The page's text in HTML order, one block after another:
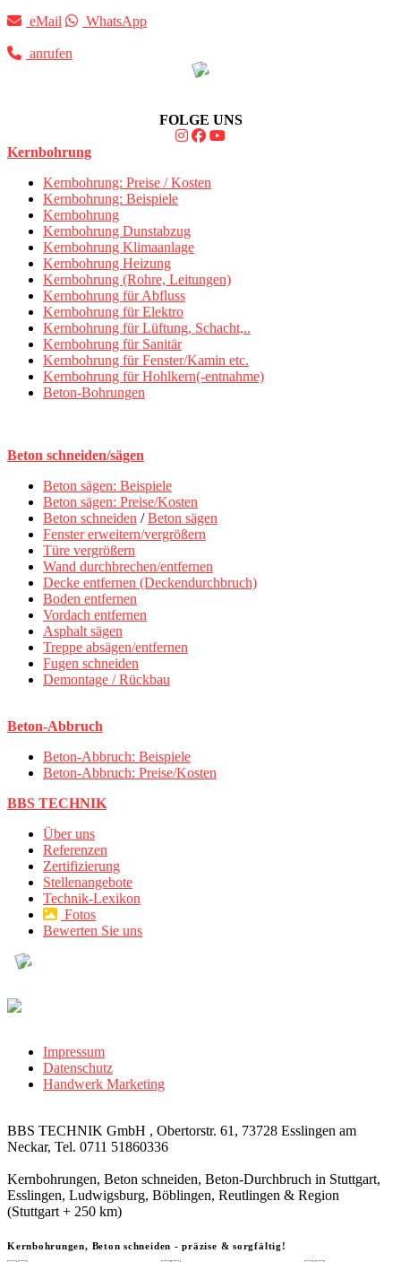
eMail WhatsApp
anrufen
FOLGE UNS
Kernbohrung
Kernbohrung: Preise / Kosten
Kernbohrung: Beispiele
Kernbohrung
Kernbohrung Dunstabzug
Kernbohrung Klimaanlage
Kernbohrung Heizung
Kernbohrung (Rohre, Leitungen)
Kernbohrung für Abfluss
Kernbohrung für Elektro
Kernbohrung für Lüftung, Schacht,..
Kernbohrung für Sanitär
Kernbohrung für Fenster/Kamin etc.
Kernbohrung für Hohlkern(-entnahme)
Beton-Bohrungen
Beton schneiden/sägen
Beton sägen: Beispiele
Beton sägen: Preise/Kosten
Beton schneiden /Beton sägen
Fenster erweitern/vergrößern
Türe vergrößern
Wand durchbrechen/entfernen
Decke entfernen (Deckendurchbruch)
Boden entfernen
Vordach entfernen
Asphalt sägen
Treppe absägen/entfernen
Fugen schneiden
Demontage / Rückbau
Beton-Abbruch
Beton-Abbruch: Beispiele
Beton-Abbruch: Preise/Kosten
BBS TECHNIK
Über uns
Referenzen
Zertifizierung
Stellenangebote
Technik-Lexikon
Fotos
Bewerten Sie uns
Impressum
Datenschutz
Handwerk Marketing
BBS TECHNIK GmbH , Obertorstr. 61, 73728 Esslingen am
Neckar, Tel. 0711 51860336
Kernbohrungen, Beton schneiden, Beton-Durchbruch in Stuttgart,
Esslingen, Ludwigsburg, Böblingen, Reutlingen & Region
(Stuttgart + 250 km)
Kernbohrungen, Beton schneiden - präzise & sorgfältig!